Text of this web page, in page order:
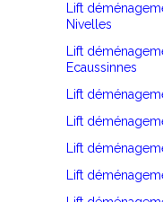
Lift
Nivelles
Lift
Ecaussinnes
Lift
Lift
Lift
Lift